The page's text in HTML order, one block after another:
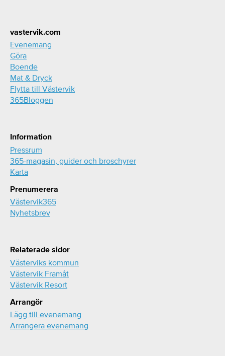
Footer
vastervik.com
Evenemang
Göra
Boende
Mat & Dryck
Flytta till Västervik
365Bloggen
Information
Pressrum
365-magasin, guider och broschyrer
Karta
Prenumerera
Västervik365
Nyhetsbrev
Relaterade sidor
Västerviks kommun
Västervik Framåt
Västervik Resort
Arrangör
Lägg till evenemang
Arrangera evenemang